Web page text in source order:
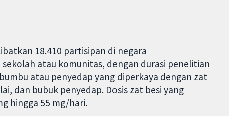
18.410 partisipan di negara
atau komunitas, dengan durasi penelitian
atau penyedap yang diperkaya dengan zat
dan bubuk penyedap. Dosis zat besi yang
hingga 55 mg/hari.